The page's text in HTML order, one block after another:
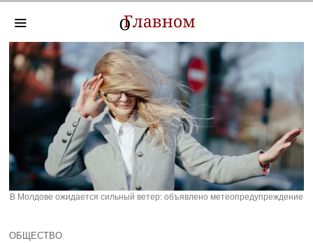
В Молдове ожидается сильный ветер: объявлено метеопредупреждение
ОБЩЕСТВО